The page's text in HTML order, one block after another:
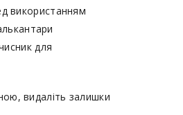
використанням
для
видаліть залишки